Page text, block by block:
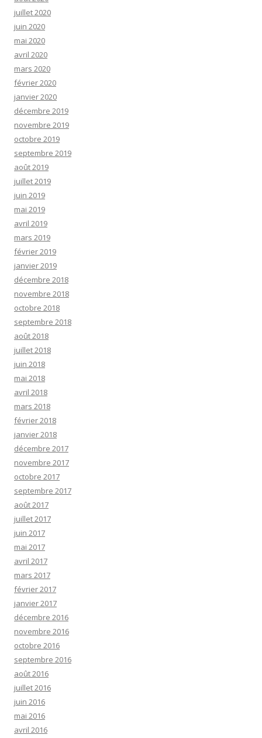
juillet 2020
juin 2020
mai 2020
avril 2020
mars 2020
février 2020
janvier 2020
décembre 2019
novembre 2019
octobre 2019
septembre 2019
août 2019
juillet 2019
juin 2019
mai 2019
avril 2019
mars 2019
février 2019
janvier 2019
décembre 2018
novembre 2018
octobre 2018
septembre 2018
août 2018
juillet 2018
juin 2018
mai 2018
avril 2018
mars 2018
février 2018
janvier 2018
décembre 2017
novembre 2017
octobre 2017
septembre 2017
août 2017
juillet 2017
juin 2017
mai 2017
avril 2017
mars 2017
février 2017
janvier 2017
décembre 2016
novembre 2016
octobre 2016
septembre 2016
août 2016
juillet 2016
juin 2016
mai 2016
avril 2016